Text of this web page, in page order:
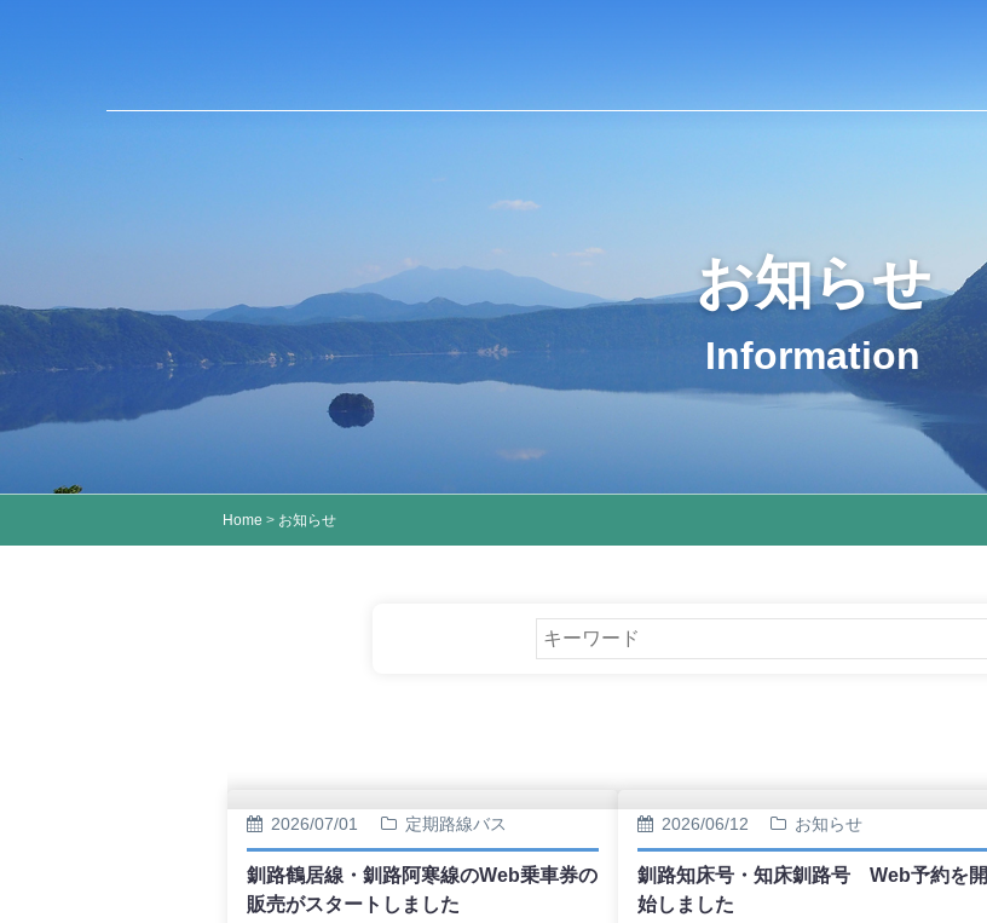
お知らせ
Information
Home > お知らせ
2026/07/01 定期路線バス
釧路鶴居線・釧路阿寒線のWeb乗車券の
販売がスタートしました
2026/06/12 お知らせ
釧路知床号・知床釧路号 Web予約を開
始しました